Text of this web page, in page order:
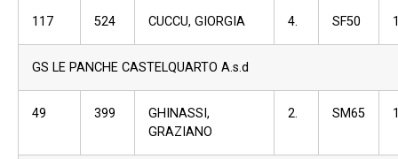
117 524 CUCCU, GIORGIA 4. SF50
GS LE PANCHE CASTELQUARTO A.s.d
49 399
GHINASSI,
GRAZIANO
2. SM65